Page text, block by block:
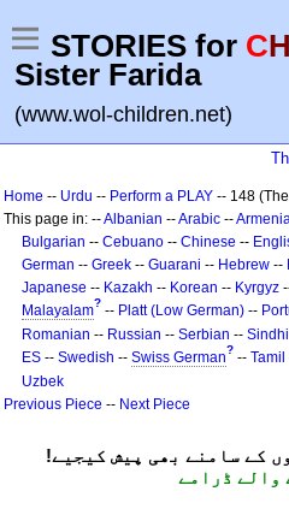
STORIES for CH
Sister Farida
(www.wol-children.net)
Home -- Urdu -- Perform a PLAY -- 148
This page in: --Albanian --Arabic --
Bulgarian -- Cebuano -- Chinese --
German -- Greek -- Guarani -- Hebrew --
Japanese -- Kazakh -- Korean -- Kyrgyz
Malayalam? -- Platt (Low German) --
Romanian -- Russian -- Serbian -- Sindhi
ES -- Swedish -- Swiss German? -- Tamil
Uzbek
Previous Piece -- Next Piece
کے سامنے بھی پیش کیجیے
والے ڈرامے